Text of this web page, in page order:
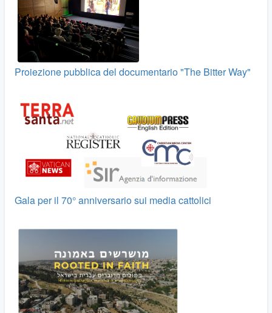
Proiezione pubblica del documentario "The Bitter Way"
Gala per il 70° anniversario sui media cattolici